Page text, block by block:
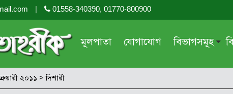
| 01558-340390, 01770-800900
মূলপাতা যোগাযোগ বিভাগসমূহ
২০১১ > দিশারী